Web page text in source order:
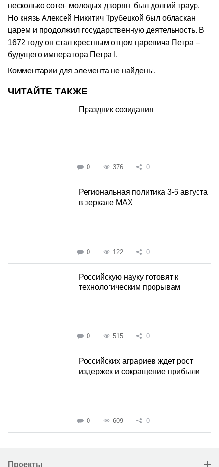
несколько сотен молодых дворян, был долгий траур.
Но князь Алексей Никитич Трубецкой был обласкан
царем и продолжил государственную деятельность. В
1672 году он стал крестным отцом царевича Петра –
будущего императора Петра I.
Комментарии для элемента не найдены.
ЧИТАЙТЕ ТАКЖЕ
Праздник созидания
0 376 0
Региональная политика 3-6 августа
в зеркале MAX
0 122 0
Российскую науку готовят к
технологическим прорывам
0 515 0
Российских аграриев ждет рост
издержек и сокращение прибыли
0 609 0
Проекты